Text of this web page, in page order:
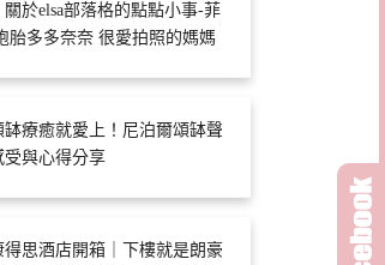
於elsa部落格的點點小事-菲
胎多多奈奈 很愛拍照的媽媽
缽療癒就愛上！尼泊爾頌缽聲
受與心得分享
得思酒店開箱｜下樓就是朗豪